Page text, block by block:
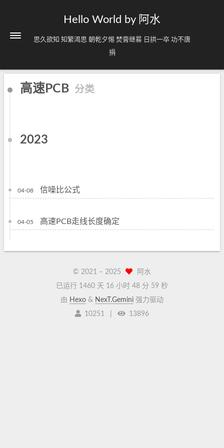
Hello World by 阿水
思久欲知 知繁渴思 朝乾夕惕 焚膏继晷 日拱一卒 功不唐
捐
高速PCB 分类
2023
04-08 信噪比公式
04-05 高速PCB走线长度确定
© 2021 – 2025
阿水
已运行 1460 天 16 小时 48 分 59 秒
由 Hexo & NexT.Gemini 强力驱动
10251
13896